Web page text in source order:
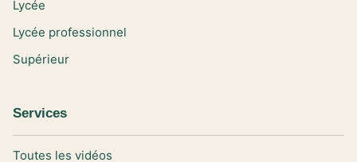
Lycée
Lycée professionnel
Supérieur
Services
Toutes les vidéos